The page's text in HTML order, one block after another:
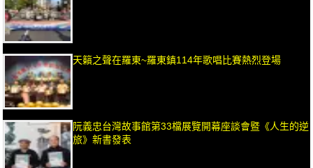
天籟之聲在羅東~羅東鎮114年歌唱比賽熱烈登場
阮義忠台灣故事館第33檔展覽開幕座談會暨《人生的逆
旅》新書發表